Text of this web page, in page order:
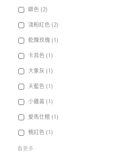
啡色 (2)
淺粉紅色 (2)
乾燥玫瑰 (1)
卡其色 (1)
大象灰 (1)
天藍色 (1)
小雞黃 (1)
愛馬仕橙 (1)
桃紅色 (1)
看更多